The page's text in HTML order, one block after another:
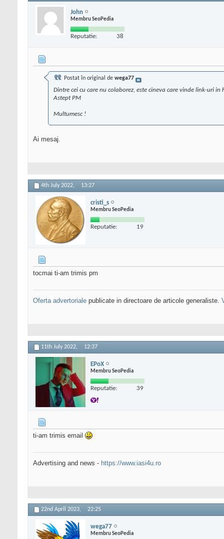
John
Membru SeoPedia
Reputatie: 38
Postat în original de wega77
Dintre cei cu care nu colaborez, este cineva care vinde link-uri
Astept PM
Multumesc !
Ai mesaj.
4th July 2022, 13:27
cristi_s
Membru SeoPedia
Reputatie: 19
tocmai ti-am trimis pm
Oferta advertoriale publicate in directoare de articole generaliste.
11th July 2022, 12:37
EPoX
Membru SeoPedia
Reputatie: 39
ti-am trimis email
Advertising and news - https://www.iasi4u.ro
22nd April 2023, 22:25
wega77
Membru SeoPedia